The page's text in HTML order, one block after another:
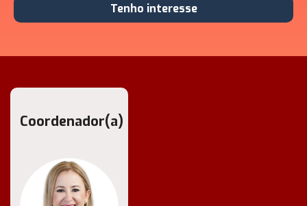
Tenho interesse
Coordenador(a)